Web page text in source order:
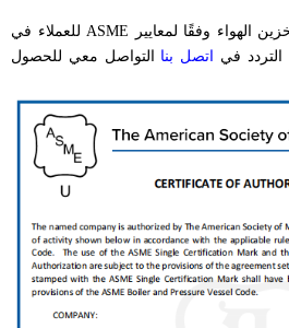
يمكننا أيضًا تخصيص خزانات تخزين الهواء وفقًا لمعايير ASME للعملاء في
التردد في
اتصل بنا
التواصل معي للحصول